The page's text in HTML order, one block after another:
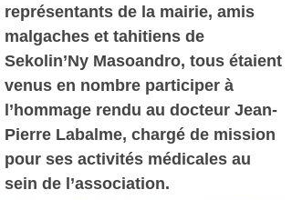
représentants de la mairie, amis
malgaches et tahitiens de
Sekolin’Ny Masoandro, tous étaient
venus en nombre participer à
l’hommage rendu au docteur Jean-
Pierre Labalme, chargé de mission
pour ses activités médicales au
sein de l’association.